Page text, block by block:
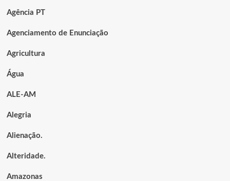
Agência PT
Agenciamento de Enunciação
Agricultura
Água
ALE-AM
Alegria
Alienação.
Alteridade.
Amazonas